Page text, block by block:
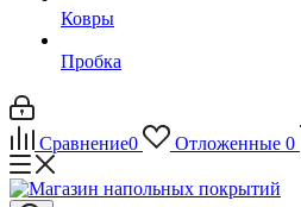
Ковры
Пробка
Сравнение0 Отложенные 0